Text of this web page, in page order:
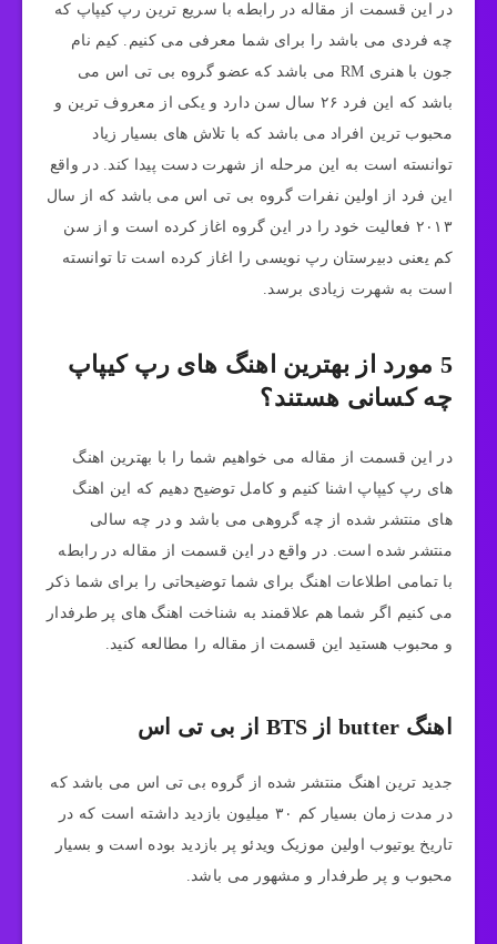
در این قسمت از مقاله در رابطه با سریع ترین رپ کیپاپ که
چه فردی می باشد را برای شما معرفی می کنیم. کیم‌ نام
جون با هنری RM می باشد که عضو گروه بی تی اس می
باشد که این فرد ۲۶ سال سن دارد و یکی از معروف ترین و
محبوب ترین افراد می باشد که با تلاش های بسیار زیاد
توانسته است به این مرحله از شهرت دست پیدا کند. در واقع
این فرد از اولین نفرات گروه بی تی اس می باشد که از سال
۲۰۱۳ فعالیت خود را در این گروه اغاز کرده است و از سن
کم یعنی دبیرستان رپ نویسی را اغاز کرده است تا توانسته
است به شهرت زیادی برسد.
5 مورد از بهترین اهنگ های رپ کیپاپ
چه کسانی هستند؟
در این قسمت از مقاله می خواهیم شما را با بهترین اهنگ
های رپ کیپاپ اشنا کنیم و کامل توضیح دهیم که این اهنگ
های منتشر شده از چه گروهی می باشد و در چه سالی
منتشر شده است. در واقع در این قسمت از مقاله در رابطه
با تمامی اطلاعات اهنگ برای شما توضیحاتی را برای شما ذکر
می کنیم اگر شما هم علاقمند به شناخت اهنگ های پر طرفدار
و محبوب هستید این قسمت از مقاله را مطالعه کنید‌.
اهنگ butter از BTS از بی تی اس
جدید ترین اهنگ منتشر شده از گروه بی تی اس می باشد که
در مدت زمان بسیار کم ۳۰ میلیون بازدید داشته است که در
تاریخ یوتیوب اولین موزیک ویدئو پر بازدید بوده است و بسیار
محبوب و پر طرفدار و مشهور می باشد.